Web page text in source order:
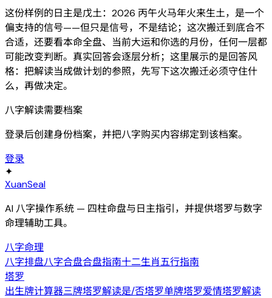
这份样例的日主是戊土：2026 丙午火马年火来生土，是一个
偏支持的信号——但只是信号，不是结论；这次搬迁到底合不
合适，还要看本命全盘、当前大运和你选的月份，任何一层都
可能改变判断。真实回答会逐层分析；这里展示的是回答风
格：把解读当成做计划的参照，先写下这次搬迁必须守住什
么，再做决定。
八字解读需要档案
登录后创建身份档案，并把八字购买内容绑定到该档案。
登录
✦
XuanSeal
AI 八字操作系统 — 四柱命盘与日主指引，并提供塔罗与数字
命理辅助工具。
八字命理
八字排盘八字合盘合盘指南十二生肖五行指南
塔罗
出生牌计算器三牌塔罗解读是/否塔罗单牌塔罗爱情塔罗解读